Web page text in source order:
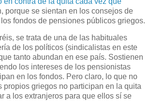
porque se sientan en los consejos de
fondos de pensiones públicos griegos.
se trata de una de las habituales
de los políticos (sindicalistas en este
tanto abundan en ese país. Sostienen
los intereses de los pensionistas
en los fondos. Pero claro, lo que no
propios griegos no participan en la quita
a los extranjeros para que ellos sí se